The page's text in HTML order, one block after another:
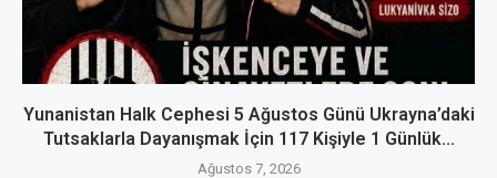
Yunanistan Halk Cephesi 5 Ağustos Günü Ukrayna’daki
Tutsaklarla Dayanışmak İçin 117 Kişiyle 1 Günlük...
Ağustos 7, 2026